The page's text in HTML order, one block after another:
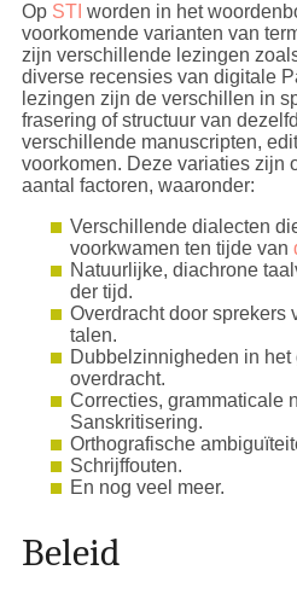
Op STI worden in het
voorkomende varianten van
zijn verschillende lezingen
diverse recensies van digitale
lezingen zijn de verschillen in
frasering of structuur van
verschillende manuscripten,
voorkomen. Deze variaties zijn
aantal factoren, waaronder:
Verschillende dialecten
voorkwamen ten tijde van
Natuurlijke, diachrone
der tijd.
Overdracht door sprekers
talen.
Dubbelzinnigheden in
overdracht.
Correcties, grammaticale
Sanskritisering.
Orthografische
Schrijffouten.
En nog veel meer.
Beleid